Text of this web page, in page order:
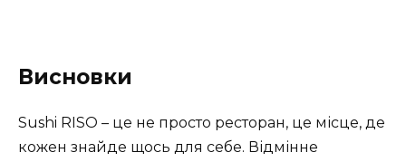
Висновки
Sushi RISO – це не просто ресторан, це місце, де
кожен знайде щось для себе. Відмінне